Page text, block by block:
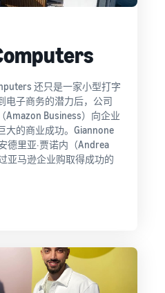
还只是一家小型打字
电子商务的潜力后，公司
Amazon Business）向企业
大的商业成功。Giannone
德里亚·贾诺内（Andrea
亚马逊企业购取得成功的